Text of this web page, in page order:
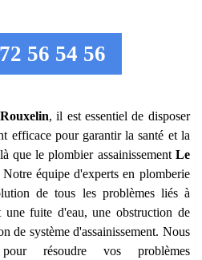
56 54 56
, il est essentiel de disposer
efficace pour garantir la santé et la
que le plombier assainissement Le
équipe d'experts en plomberie
de tous les problèmes liés à
une fuite d'eau, une obstruction de
de système d'assainissement. Nous
pour résoudre vos problèmes